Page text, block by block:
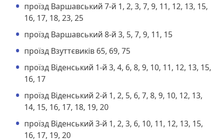
проїзд Варшавський 7-й 1, 2, 3, 7, 9, 11, 12, 13, 15,
16, 17, 18, 23, 25
проїзд Варшавський 8-й 3, 5, 7, 9, 11, 15
проїзд Взуттєвиків 65, 69, 75
проїзд Віденський 1-й 3, 4, 6, 8, 9, 10, 11, 12, 13, 15,
16, 17
проїзд Віденський 2-й 1, 2, 5, 6, 7, 8, 9, 10, 12, 13,
14, 15, 16, 17, 18, 19, 20
проїзд Віденський 3-й 1, 2, 3, 6, 10, 11, 12, 13, 15,
16, 17, 19, 20